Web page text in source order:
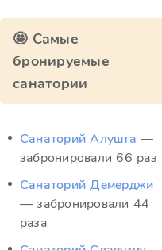
🤩 Самые
бронируемые
санатории
Санаторий Алушта —
забронировали 66 раз
Санаторий Демерджи
— забронировали 44
раза